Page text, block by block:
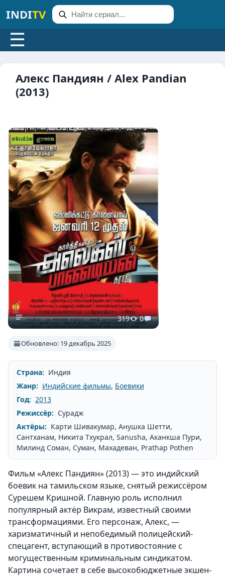
INDITV
☰
Алекс Пандиян / Alex Pandian
(2013)
319 0
Обновлено: 19 декабрь 2025
Страна: Индия
Жанр: Индийские фильмы, Боевики
Год: 2013
Режиссёр: Сурадж
Актёры: Карти Шивакумар, Анушка Шетти,
Сантханам, Никита Тхукрал, Sanusha, Аканкша Пури,
Милинд Соман, Суман, Махадеван, Prathap Pothen
Фильм «Алекс Пандиян» (2013) — это индийский
боевик на тамильском языке, снятый режиссёром
Сурешем Кришной. Главную роль исполнил
популярный актёр Викрам, известный своими
трансформациями. Его персонаж, Алекс, —
харизматичный и непобедимый полицейский-
спецагент, вступающий в противостояние с
могущественным криминальным синдикатом.
Картина сочетает в себе высокобюджетные экшен-